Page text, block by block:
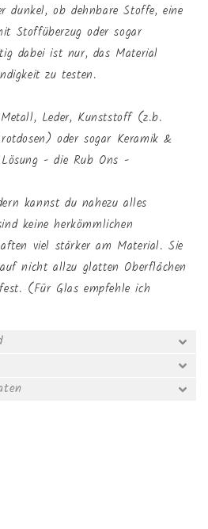
dunkel, ob dehnbare Stoffe, eine
Stoffüberzug oder sogar
dabei ist nur, das Material
zu testen.
Leder, Kunststoff (z.b.
oder sogar Keramik &
- die Rub Ons -
kannst du nahezu alles
keine herkömmlichen
viel stärker am Material. Sie
nicht allzu glatten Oberflächen
(Für Glas empfehle ich